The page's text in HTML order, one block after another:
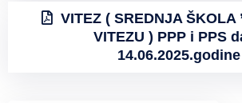
VITEZ ( SREDNJA ŠKOLA
VITEZU ) PPP i PPS
14.06.2025.godine